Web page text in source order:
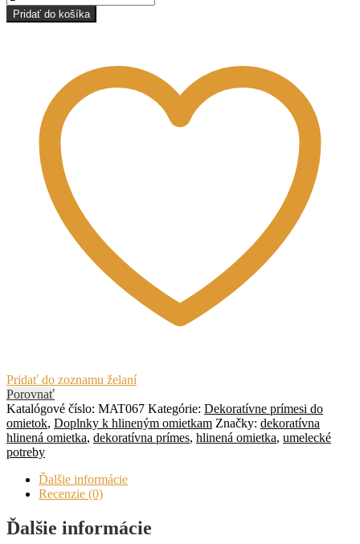
Nevädza
ružová
Pridať do košíka
Pridať do zoznamu želaní
Porovnať
Katalógové číslo: MAT067 Kategórie: Dekoratívne prímesi do
omietok, Doplnky k hlineným omietkam Značky: dekoratívna
hlinená omietka, dekoratívna prímes, hlinená omietka, umelecké
potreby
Ďalšie informácie
Recenzie (0)
Ďalšie informácie